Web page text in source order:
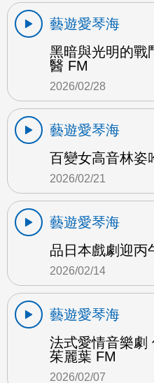
藝遊愛琴海
黑暗與光明的戰
醫 FM
2026/02/28
藝遊愛琴海
百變女高音林姿
2026/02/21
藝遊愛琴海
品日本戲劇迎丙
2026/02/14
藝遊愛琴海
法式愛情音樂劇
茱麗葉 FM
2026/02/07